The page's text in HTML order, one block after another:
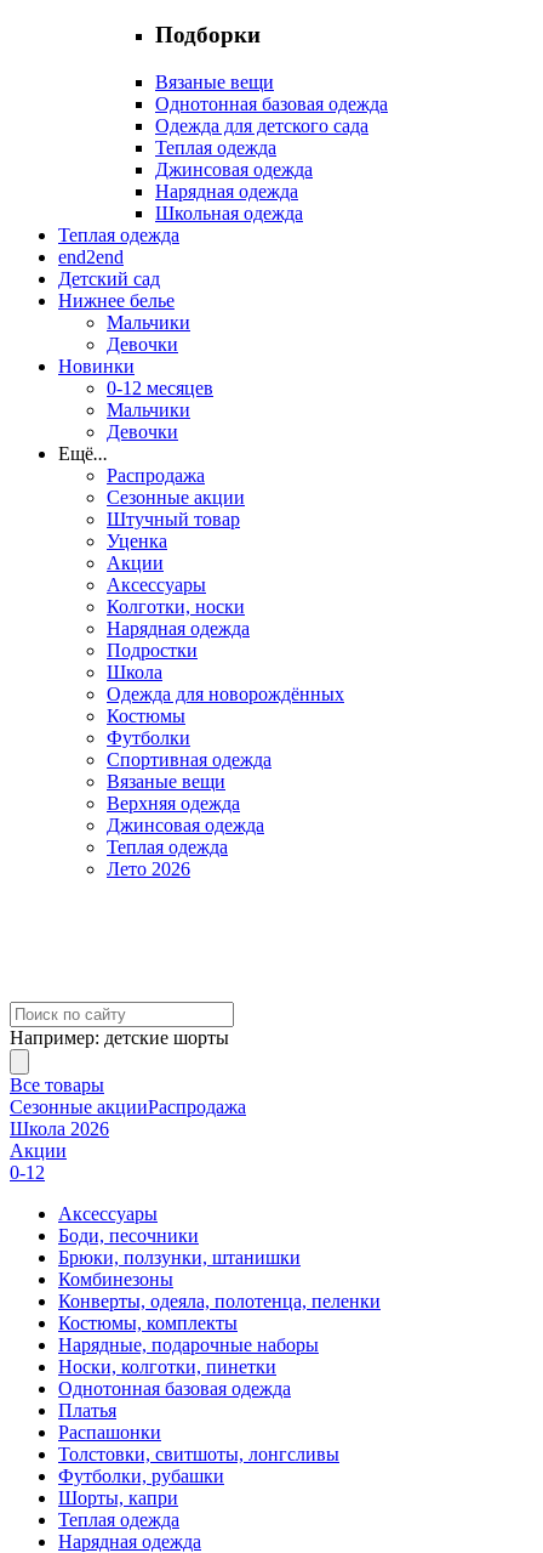
Подборки
Вязаные вещи
Однотонная базовая одежда
Одежда для детского сада
Теплая одежда
Джинсовая одежда
Нарядная одежда
Школьная одежда
Теплая одежда
end2end
Детский сад
Нижнее белье
Мальчики
Девочки
Новинки
0-12 месяцев
Мальчики
Девочки
Ещё...
Распродажа
Сезонные акции
Штучный товар
Уценка
Акции
Аксессуары
Колготки, носки
Нарядная одежда
Подростки
Школа
Одежда для новорождённых
Костюмы
Футболки
Спортивная одежда
Вязаные вещи
Верхняя одежда
Джинсовая одежда
Теплая одежда
Лето 2026
Например: детские шорты
Все товары
Сезонные акцииРаспродажа
Школа 2026
Акции
0-12
Аксессуары
Боди, песочники
Брюки, ползунки, штанишки
Комбинезоны
Конверты, одеяла, полотенца, пеленки
Костюмы, комплекты
Нарядные, подарочные наборы
Носки, колготки, пинетки
Однотонная базовая одежда
Платья
Распашонки
Толстовки, свитшоты, лонгсливы
Футболки, рубашки
Шорты, капри
Теплая одежда
Нарядная одежда